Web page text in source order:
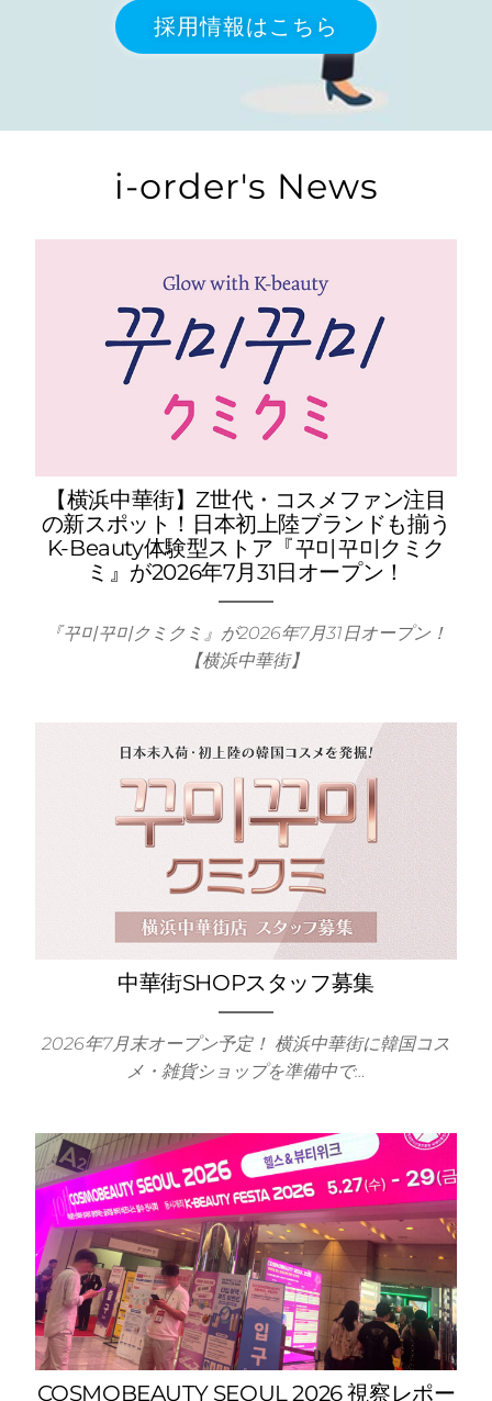
致＆ネ
ットシ
ンド
の日
採用情報はこちら
i-order's News
【横浜中華街】Z世代・コスメファン注目
の新スポット！日本初上陸ブランドも揃う
K-Beauty体験型ストア『꾸미꾸미クミク
ミ』が2026年7月31日オープン！
『꾸미꾸미クミクミ』が2026年7月31日オープン！
【横浜中華街】
中華街SHOPスタッフ募集
2026年7月末オープン予定！ 横浜中華街に韓国コス
メ・雑貨ショップを準備中で…
COSMOBEAUTY SEOUL 2026 視察レポー